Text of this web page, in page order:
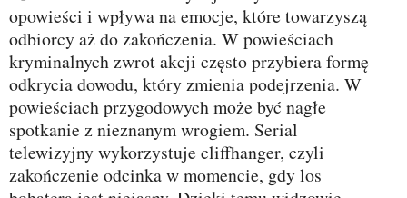
opowieści i wpływa na emocje, które towarzyszą
odbiorcy aż do zakończenia. W powieściach
kryminalnych zwrot akcji często przybiera formę
odkrycia dowodu, który zmienia podejrzenia. W
powieściach przygodowych może być nagłe
spotkanie z nieznanym wrogiem. Serial
telewizyjny wykorzystuje cliffhanger, czyli
zakończenie odcinka w momencie, gdy los